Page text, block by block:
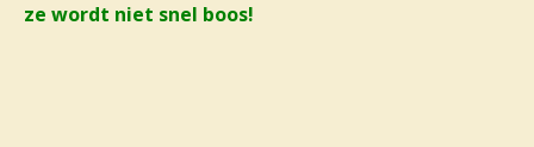
ze wordt niet snel boos!